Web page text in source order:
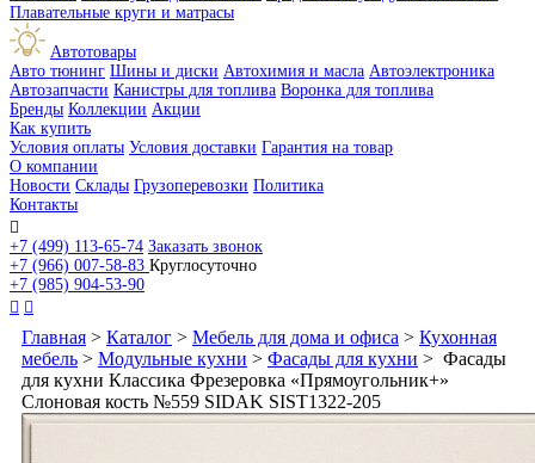
Плавательные круги и матрасы
Автотовары
Авто тюнинг Шины и диски Автохимия и масла Автоэлектроника
Автозапчасти Канистры для топлива Воронка для топлива
Бренды Коллекции Акции
Как купить
Условия оплаты Условия доставки Гарантия на товар
О компании
Новости Склады Грузоперевозки Политика
Контакты

+7 (499) 113-65-74 Заказать звонок
+7 (966) 007-58-83 Круглосуточно
+7 (985) 904-53-90
 
Главная > Каталог > Мебель для дома и офиса > Кухонная
мебель > Модульные кухни > Фасады для кухни > Фасады
для кухни Классика Фрезеровка «Прямоугольник+»
Слоновая кость №559 SIDAK SIST1322-205